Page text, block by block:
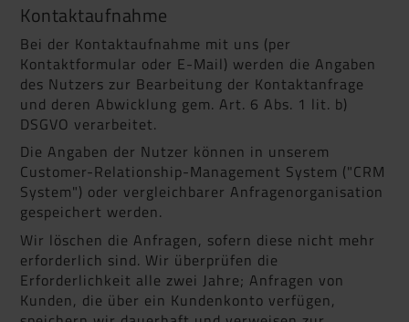
Kontaktaufnahme
Bei der Kontaktaufnahme mit uns (per
Kontaktformular oder E-Mail) werden die Angaben
des Nutzers zur Bearbeitung der Kontaktanfrage
und deren Abwicklung gem. Art. 6 Abs. 1 lit. b)
DSGVO verarbeitet.
Die Angaben der Nutzer können in unserem
Customer-Relationship-Management System ("CRM
System") oder vergleichbarer Anfragenorganisation
gespeichert werden.
Wir löschen die Anfragen, sofern diese nicht mehr
erforderlich sind. Wir überprüfen die
Erforderlichkeit alle zwei Jahre; Anfragen von
Kunden, die über ein Kundenkonto verfügen,